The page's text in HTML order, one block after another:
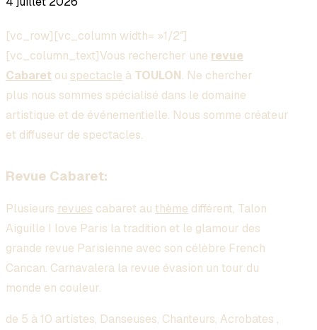
[vc_row][vc_column width= »1/2″]
[vc_column_text]Vous rechercher une revue
Cabaret ou spectacle à TOULON. Ne chercher
plus nous sommes spécialisé dans le domaine
artistique et de événementielle. Nous somme créateur
et diffuseur de spectacles.
Revue Cabaret:
Plusieurs revues cabaret au thème différent, Talon
Aiguille I love Paris la tradition et le glamour des
grande revue Parisienne avec son célèbre French
Cancan. Carnavalera la revue évasion un tour du
monde en couleur.
de 5 à 10 artistes, Danseuses, Chanteurs, Acrobates ,